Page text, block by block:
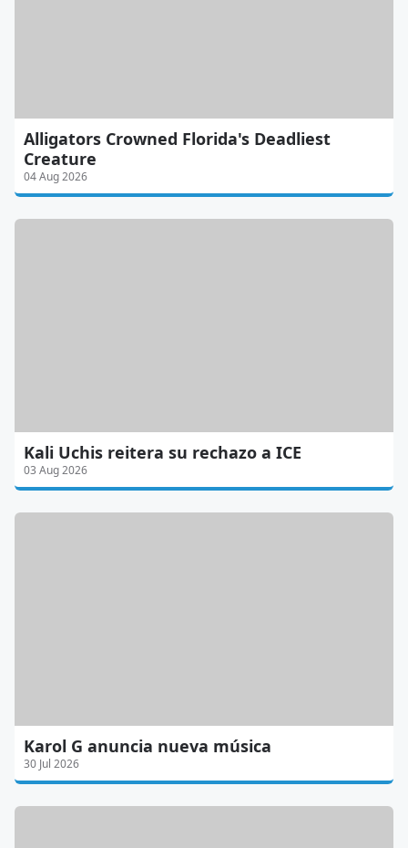
Alligators Crowned Florida's Deadliest
Creature
04 Aug 2026
Kali Uchis reitera su rechazo a ICE
03 Aug 2026
Karol G anuncia nueva música
30 Jul 2026